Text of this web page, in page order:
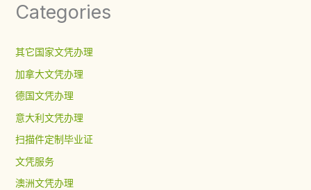
Categories
其它国家文凭办理
加拿大文凭办理
德国文凭办理
意大利文凭办理
扫描件定制毕业证
文凭服务
澳洲文凭办理